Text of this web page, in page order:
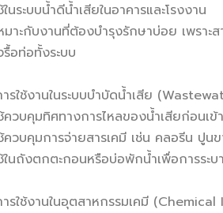
ในระบบน้ำดีน้ำเสียในอาคารและโรงงาน
มาะกับงานที่ต้องบำรุงรักษาบ่อย เพรา
อท่อทั้งระบบ
รใช้งานในระบบบำบัดน้ำเสีย
ควบคุมทิศทางการไหลของน้ำเสียก่อนเข้
ควบคุมการจ่ายสารเคมี เช่น คลอรีน ปูน
ในถังตกตะกอนหรือบ่อพักน้ำเพื่อการระบ
รใช้งานในอุตสาหกรรมเคมี